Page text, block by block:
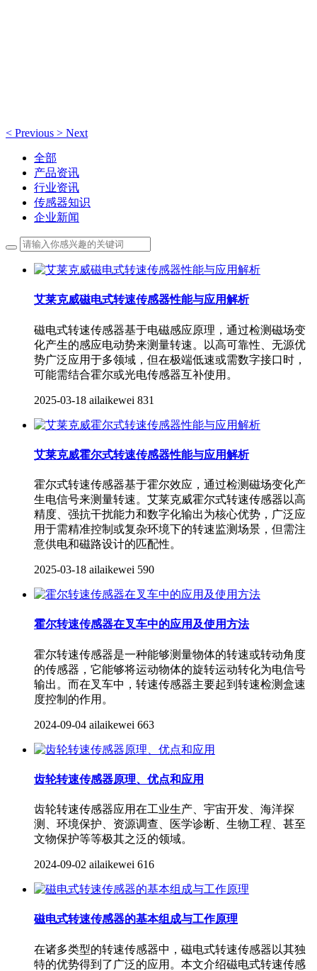
< Previous > Next
全部
产品资讯
行业资讯
传感器知识
企业新闻
艾莱克威磁电式转速传感器性能与应用解析
​磁电式转速传感器基于电磁感应原理，通过检测磁场变
化产生的感应电动势来测量转速。以高可靠性、无源优
势广泛应用于多领域，但在极端低速或需数字接口时，
可能需结合霍尔或光电传感器互补使用。
2025-03-18 ailaikewei 831
艾莱克威霍尔式转速传感器性能与应用解析
​霍尔式转速传感器基于霍尔效应，通过检测磁场变化产
生电信号来测量转速。艾莱克威霍尔式转速传感器以高
精度、强抗干扰能力和数字化输出为核心优势，广泛应
用于需精准控制或复杂环境下的转速监测场景，但需注
意供电和磁路设计的匹配性。
2025-03-18 ailaikewei 590
霍尔转速传感器在叉车中的应用及使用方法
霍尔转速传感器是一种能够测量物体的转速或转动角度
的传感器，它能够将运动物体的旋转运动转化为电信号
输出。而在叉车中，转速传感器主要起到转速检测盒速
度控制的作用。
2024-09-04 ailaikewei 663
齿轮转速传感器原理、优点和应用
齿轮转速传感器应用在工业生产、宇宙开发、海洋探
测、环境保护、资源调查、医学诊断、生物工程、甚至
文物保护等等极其之泛的领域。
2024-09-02 ailaikewei 616
磁电式转速传感器的基本组成与工作原理
​在诸多类型的转速传感器中，磁电式转速传感器​以其独
特的优势得到了广泛的应用。本文介绍磁电式转速传感